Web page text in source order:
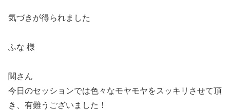
気づきが得られました
ふな 様
関さん
今日のセッションでは色々なモヤモヤをスッキリさせて頂
き、有難うございました！